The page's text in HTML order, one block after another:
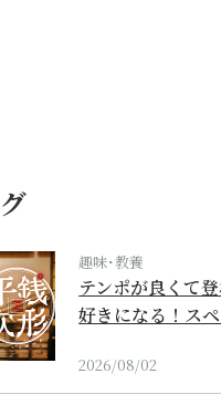
趣味･教養
テンポが良くて
好きになる！ス
2026/08/02